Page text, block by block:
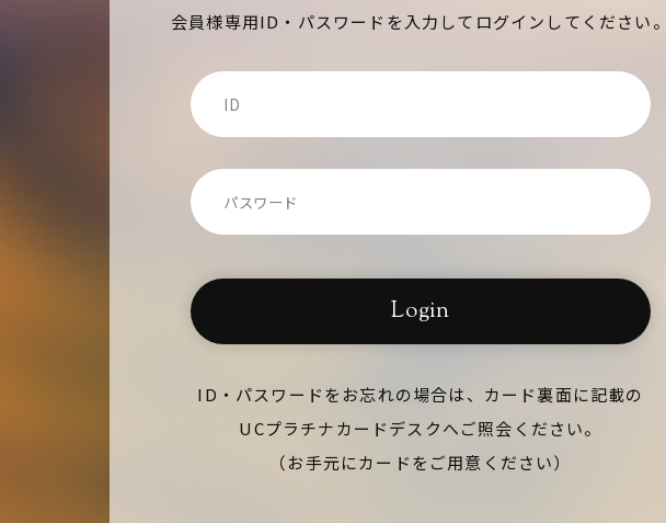
会員様専用ID・パスワードを入力してログインしてください
Login
ID・パスワードをお忘れの場合は、カード裏面に記載の
UCプラチナカードデスクへご照会ください。
（お手元にカードをご用意ください）